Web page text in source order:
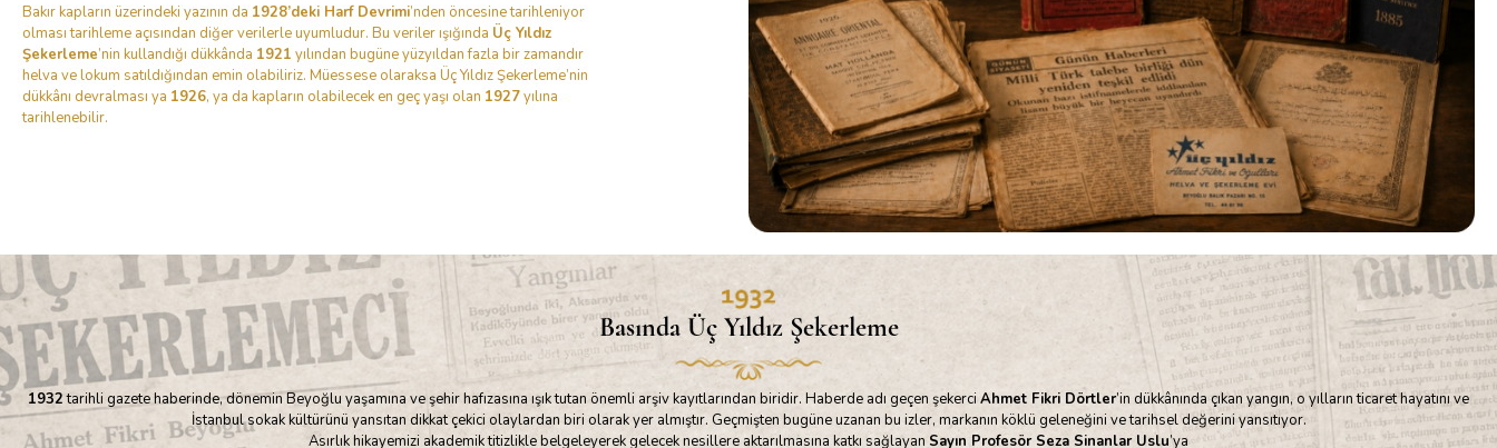
Bakır kapların üzerindeki yazının da 1928’deki Harf Devrimi’nden öncesine tarihleniyor
olması tarihleme açısından diğer verilerle uyumludur. Bu veriler ışığında Üç Yıldız
Şekerleme’nin kullandığı dükkânda 1921 yılından bugüne yüzyıldan fazla bir zamandır
helva ve lokum satıldığından emin olabiliriz. Müessese olaraksa Üç Yıldız Şekerleme’nin
dükkânı devralması ya 1926, ya da kapların olabilecek en geç yaşı olan 1927yılına
tarihlenebilir.
Basında Üç Yıldız Şekerleme
1932tarihli gazete haberinde, dönemin Beyoğlu yaşamına ve şehir hafızasına ışık tutan önemli arşiv kayıtlarından biridir. Haberde adı geçen şekerci Ahmet Fikri Dörtler’in dükkânında çıkan yangın, o yılların ticaret hayatını ve
İstanbul sokak kültürünü yansıtan dikkat çekici olaylardan biri olarak yer almıştır. Geçmişten bugüne uzanan bu izler, markanın köklü geleneğini ve tarihsel değerini yansıtıyor.
Asırlık hikayemizi akademik titizlikle belgeleyerek gelecek nesillere aktarılmasına katkı sağlayan Sayın Profesör Seza Sinanlar Uslu’ya